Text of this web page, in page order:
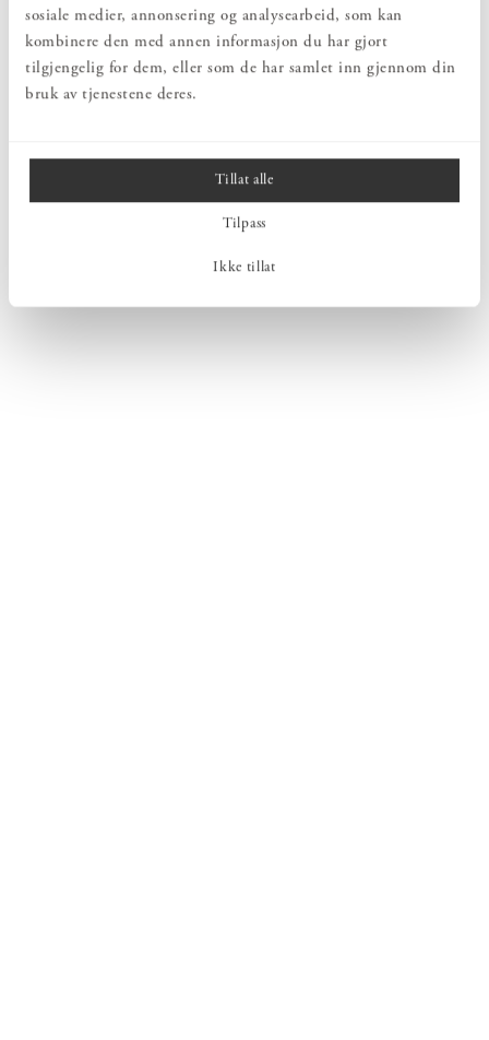
sosiale medier, annonsering og analysearbeid, som kan
kombinere den med annen informasjon du har gjort
tilgjengelig for dem, eller som de har samlet inn gjennom din
bruk av tjenestene deres.
Tillat alle
Tilpass
Ikke tillat